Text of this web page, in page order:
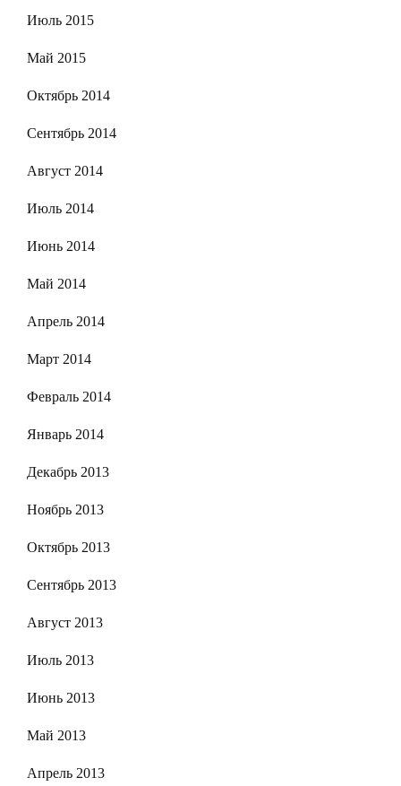
Июль 2015
Май 2015
Октябрь 2014
Сентябрь 2014
Август 2014
Июль 2014
Июнь 2014
Май 2014
Апрель 2014
Март 2014
Февраль 2014
Январь 2014
Декабрь 2013
Ноябрь 2013
Октябрь 2013
Сентябрь 2013
Август 2013
Июль 2013
Июнь 2013
Май 2013
Апрель 2013